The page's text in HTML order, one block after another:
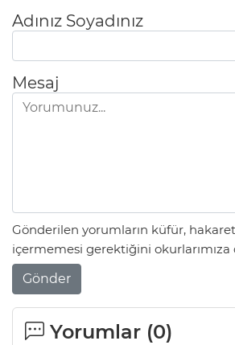
Adınız Soyadınız
Mesaj
Gönderilen yorumların küfür,
içermemesi gerektiğini okurlarımıza
Gönder
Yorumlar (0)